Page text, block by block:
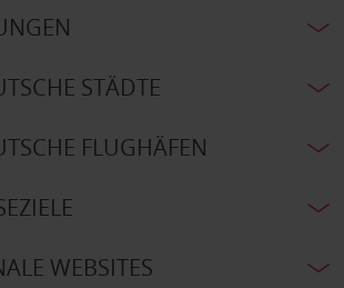
STÄDTE
FLUGHÄFEN
WEBSITES